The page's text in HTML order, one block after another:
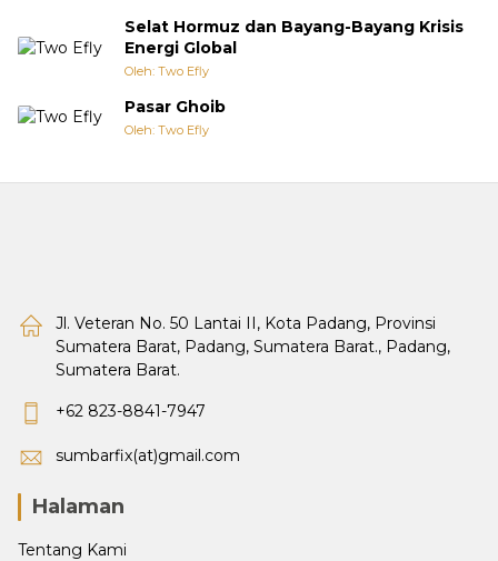
Selat Hormuz dan Bayang-Bayang Krisis
Energi Global
Oleh: Two Efly
Pasar Ghoib
Oleh: Two Efly
Jl. Veteran No. 50 Lantai II, Kota Padang, Provinsi
Sumatera Barat, Padang, Sumatera Barat., Padang,
Sumatera Barat.
+62 823-8841-7947
sumbarfix(at)gmail.com
Halaman
Tentang Kami